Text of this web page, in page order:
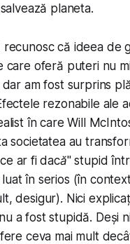
planeta.
recunosc că ideea de
care oferă puteri nu
am fost surprins
rezonabile ale
în care Will
societatea au
ce ar fi dacă" stupid
în serios (în
desigur). Nici
a fost stupidă. Deși
ceva mai mult